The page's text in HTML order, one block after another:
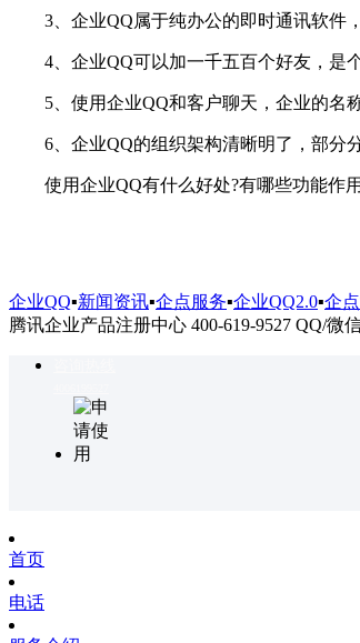
3、企业QQ属于纯办公的即时通讯软件，
4、企业QQ可以加一千五百个好友，是个
5、使用企业QQ和客户聊天，企业的名称
6、企业QQ的组织架构清晰明了，部分分
使用企业QQ有什么好处?有哪些功能作用
企业QQ▪新闻资讯▪企点服务▪企业QQ2.0▪企
腾讯企业产品注册中心 400-619-9527 QQ/微
首页
电话